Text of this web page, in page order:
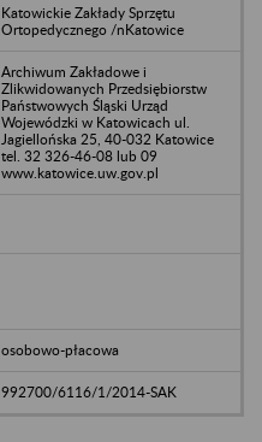
Katowickie Zakłady Sprzętu
Ortopedycznego /nKatowice
Archiwum Zakładowe i
Zlikwidowanych Przedsiębiorstw
Państwowych Śląski Urząd
Wojewódzki w Katowicach ul.
Jagiellońska 25, 40-032 Katowice
tel. 32 326-46-08 lub 09
www.katowice.uw.gov.pl
osobowo-płacowa
992700/6116/1/2014-SAK